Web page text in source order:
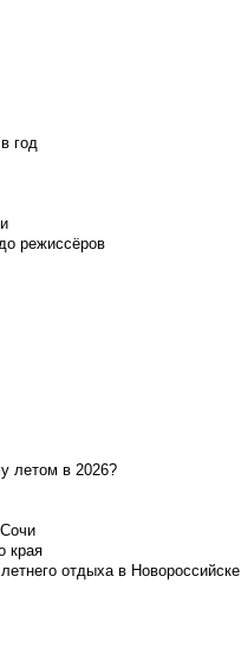
год
режиссёров
летом в 2026?
края
отдыха в Новороссийске